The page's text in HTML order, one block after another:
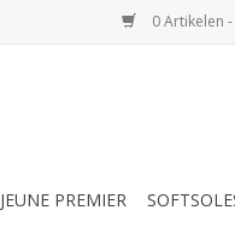
0 Artikelen
JEUNE PREMIER